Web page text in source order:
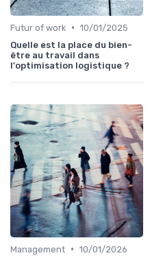
Futur of work • 10/01/2025
Quelle est la place du bien-
être au travail dans
l'optimisation logistique ?
Management • 10/01/2026